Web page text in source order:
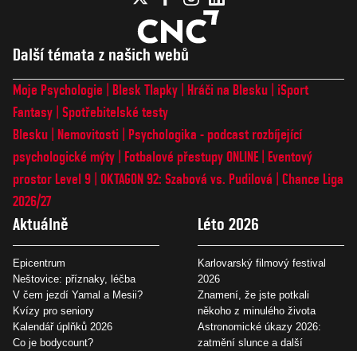
Další témata z našich webů
Moje Psychologie Blesk Tlapky Hráči na Blesku
iSport
Fantasy Spotřebitelské testy
Blesku
Nemovitosti
Psychologika - podcast rozbíjející
psychologické mýty
Fotbalové přestupy ONLINE
Eventový
prostor Level 9 OKTAGON 92: Szabová vs. Pudilová
Chance Liga
2026/27
Aktuálně
Epicentrum
Neštovice: příznaky, léčba
V čem jezdí Yamal a Mesii?
Kvízy pro seniory
Kalendář úplňků 2026
Co je bodycount?
Léto 2026
Karlovarský filmový festival
2026
Znamení, že jste potkali
někoho z minulého života
Astronomické úkazy 2026:
zatmění slunce a další